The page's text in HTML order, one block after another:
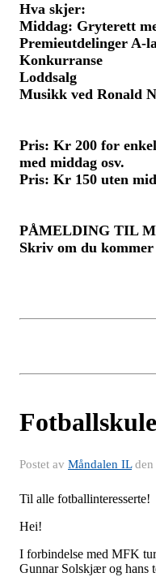
Hva skjer:
Middag: Gryterett
Premieutdelinger A-
Konkurranse
Loddsalg
Musikk ved Ronald
Pris: Kr 200 for
med middag osv.
Pris: Kr 150 uten
PÅMELDING TIL
Skriv om du
Fotballskule
Postet av Måndalen ILden
Til alle fotballinteresserte!
Hei!
I forbindelse med MFK
Gunnar Solskjær og hans